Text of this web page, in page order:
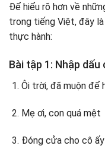
Để hiểu rõ hơn về
trong tiếng Việt, đây
thực hành:
Bài tập 1: Nhập
Ôi trời, đã muộn để
Mẹ ơi, con quá mệt
Đóng cửa cho cô ấy